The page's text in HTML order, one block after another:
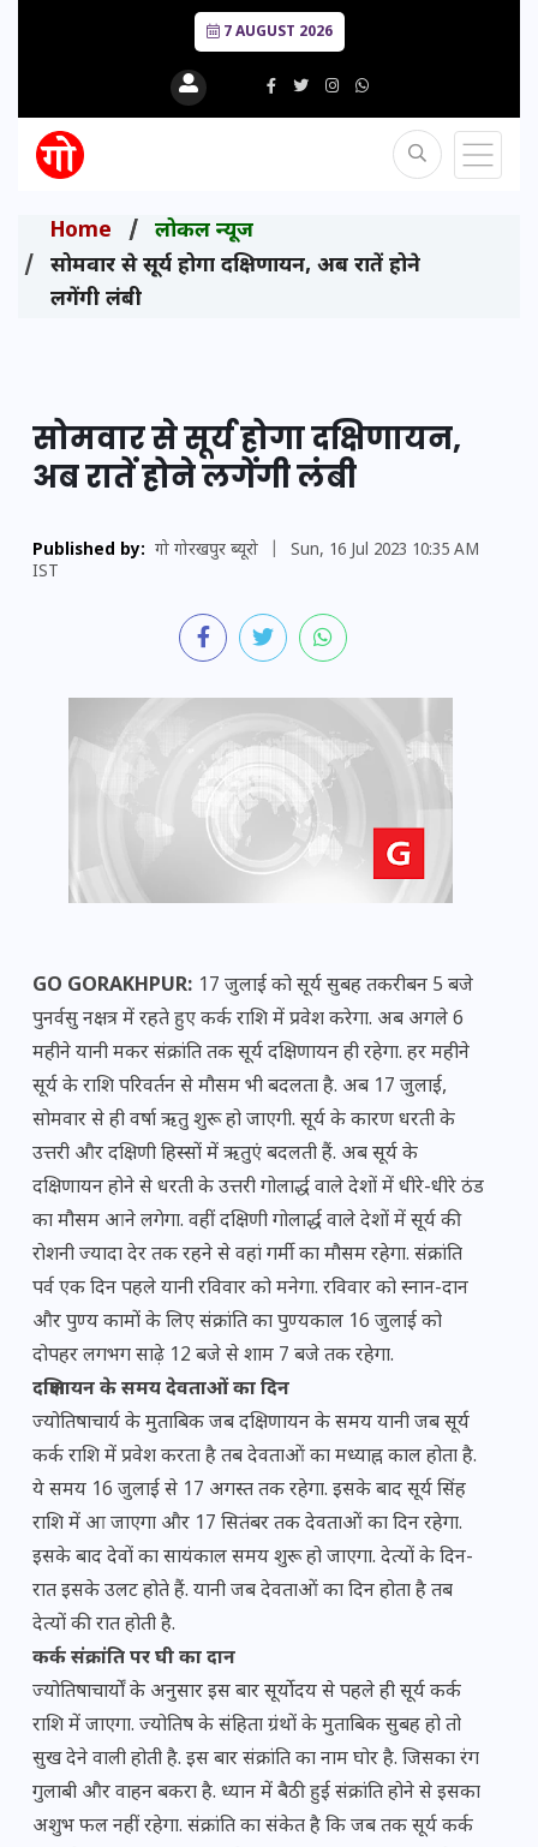
7 AUGUST 2026
Home
लोकल न्यूज
सोमवार से सूर्य होगा दक्षिणायन, अब रातें होने
लगेंगी लंबी
सोमवार से सूर्य होगा दक्षिणायन,
अब रातें होने लगेंगी लंबी
Published by: गो गोरखपुर ब्यूरो
Sun, 16 Jul 2023 10:35 AM
IST
GO GORAKHPUR: 17 जुलाई को सूर्य सुबह तकरीबन 5 बजे
पुनर्वसु नक्षत्र में रहते हुए कर्क राशि में प्रवेश करेगा. अब अगले 6
महीने यानी मकर संक्रांति तक सूर्य दक्षिणायन ही रहेगा. हर महीने
सूर्य के राशि परिवर्तन से मौसम भी बदलता है. अब 17 जुलाई,
सोमवार से ही वर्षा ऋतु शुरू हो जाएगी. सूर्य के कारण धरती के
उत्तरी और दक्षिणी हिस्सों में ऋतुएं बदलती हैं. अब सूर्य के
दक्षिणायन होने से धरती के उत्तरी गोलार्द्ध वाले देशों में धीरे-धीरे ठंड
का मौसम आने लगेगा. वहीं दक्षिणी गोलार्द्ध वाले देशों में सूर्य की
रोशनी ज्यादा देर तक रहने से वहां गर्मी का मौसम रहेगा. संक्रांति
पर्व एक दिन पहले यानी रविवार को मनेगा. रविवार को स्नान-दान
और पुण्य कामों के लिए संक्रांति का पुण्यकाल 16 जुलाई को
दोपहर लगभग साढ़े 12 बजे से शाम 7 बजे तक रहेगा.
दक्षिणायन के समय देवताओं का दिन
ज्योतिषाचार्य के मुताबिक जब दक्षिणायन के समय यानी जब सूर्य
कर्क राशि में प्रवेश करता है तब देवताओं का मध्याह्न काल होता है.
ये समय 16 जुलाई से 17 अगस्त तक रहेगा. इसके बाद सूर्य सिंह
राशि में आ जाएगा और 17 सितंबर तक देवताओं का दिन रहेगा.
इसके बाद देवों का सायंकाल समय शुरू हो जाएगा. देत्यों के दिन-
रात इसके उलट होते हैं. यानी जब देवताओं का दिन होता है तब
देत्यों की रात होती है.
कर्क संक्रांति पर घी का दान
ज्योतिषाचार्यों के अनुसार इस बार सूर्योदय से पहले ही सूर्य कर्क
राशि में जाएगा. ज्योतिष के संहिता ग्रंथों के मुताबिक सुबह हो तो
सुख देने वाली होती है. इस बार संक्रांति का नाम घोर है. जिसका रंग
गुलाबी और वाहन बकरा है. ध्यान में बैठी हुई संक्रांति होने से इसका
अशुभ फल नहीं रहेगा. संक्रांति का संकेत है कि जब तक सूर्य कर्क